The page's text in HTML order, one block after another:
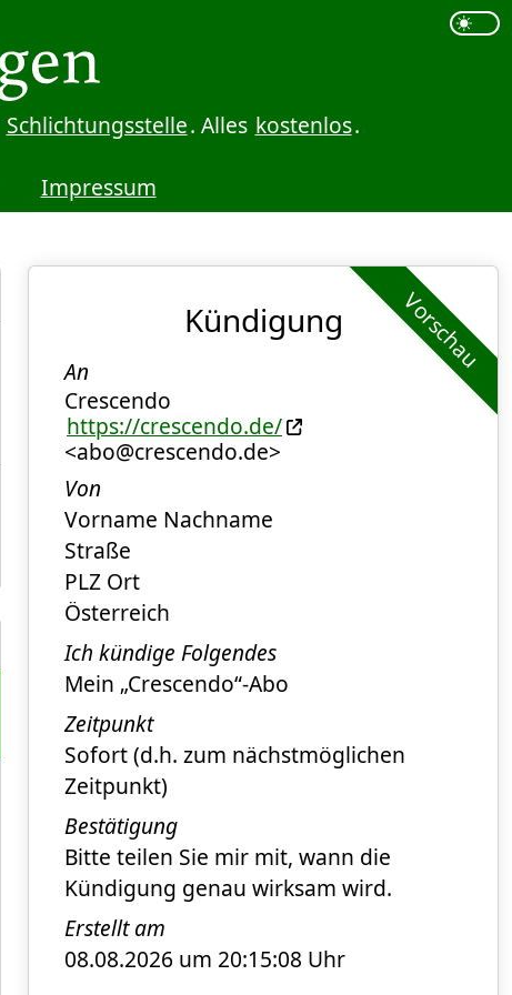
Schlichtungsstelle. Alles kostenlos.
Impressum
Vorschau
Kündigung
An
Crescendo
https://crescendo.de/
<abo@crescendo.de>
Von
Vorname Nachname
Straße
PLZ Ort
Österreich
Ich kündige Folgendes
Mein „Crescendo“-Abo
Zeitpunkt
Sofort (d.h. zum nächstmöglichen
Zeitpunkt)
Bestätigung
Bitte teilen Sie mir mit, wann die
Kündigung genau wirksam wird.
Erstellt am
08.08.2026 um 20:15:08 Uhr